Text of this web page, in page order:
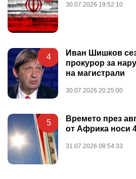
30.07.2026 19:52:10
4
Иван Шишков
прокурор за
на магистрали
30.07.2026 20:25:00
5
Времето през
от Африка носи
31.07.2026 08:54:33